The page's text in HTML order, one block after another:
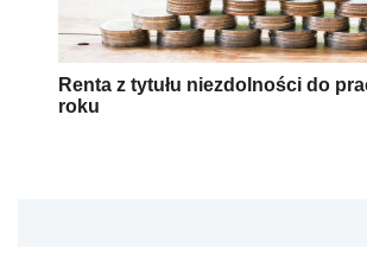
Renta z tytułu niezdolności do
roku